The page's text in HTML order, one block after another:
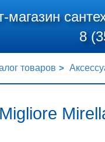
магазин
8
товаров